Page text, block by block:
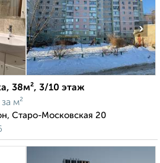
›
38м², 3/10 этаж
за м²
Старо-Московская 20